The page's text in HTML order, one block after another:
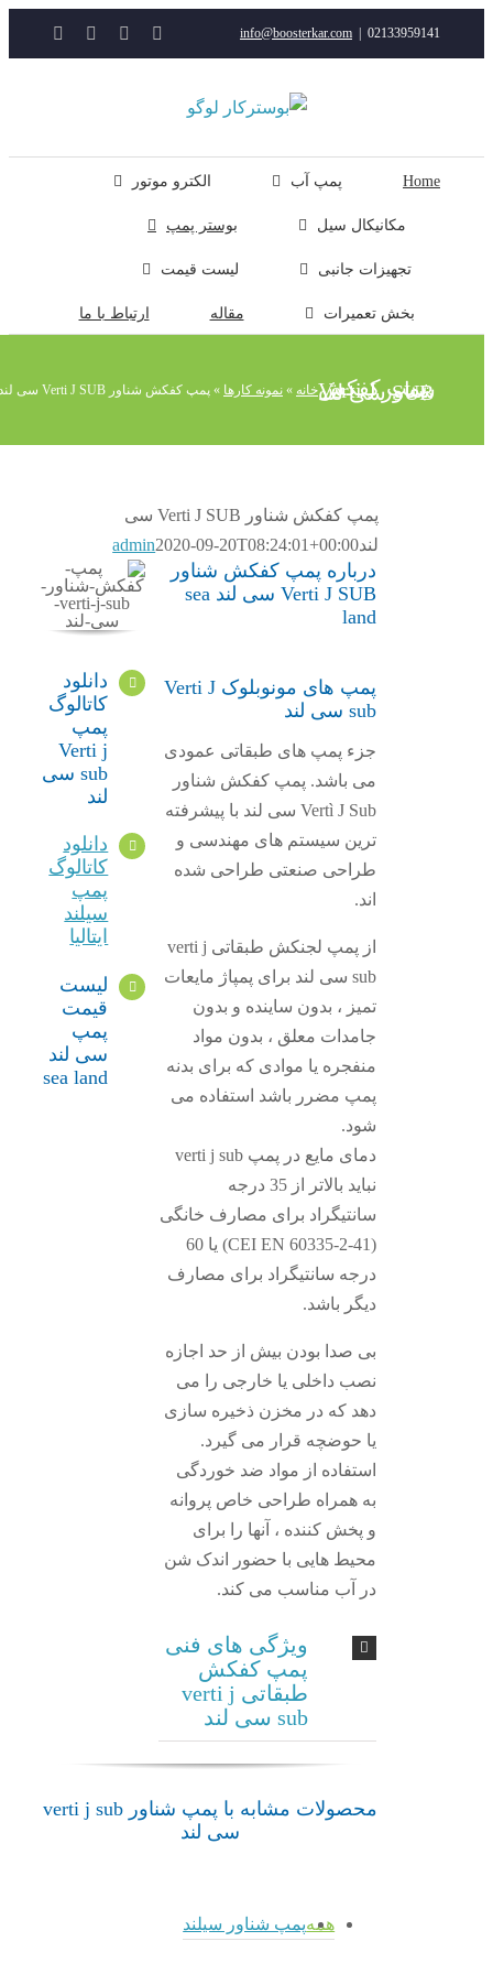
|
info@boosterkar.com
YouTube
Instagram
Rss ایمیل
الکترو موتور
مکانیکال سیل بوستر پمپ
تجهیزات جانبی لیست قیمت
بخش تعمیرات ارتباط با ما
خانه»نمونه کارها»پمپ کفکش شناور Verti J SUB سی لند
پمپ کفکش شناور Verti J SUB سی
admin2020-09-20T08:24:01+00:00
درباره پمپ کفکش شناور
Verti J SUB سی لند sea
پمپ های مونوبلوک Verti J
جزء پمپ های طبقاتی عمودی
می باشد. پمپ کفکش شناور
Vertì J Sub سی لند با پیشرفته
ترین سیستم های مهندسی و
طراحی صنعتی طراحی شده
از پمپ لجنکش طبقاتی verti j
sub سی لند برای پمپاژ مایعات
تمیز ، بدون ساینده و بدون
جامدات معلق ، بدون مواد
منفجره یا موادی که برای بدنه
پمپ مضرر باشد استفاده می
دمای مایع در پمپ verti j sub
نباید بالاتر از 35 درجه
سانتیگراد برای مصارف خانگی
(CEI EN 60335-2-41) یا 60
درجه سانتیگراد برای مصارف
دیگر باشد.
بی صدا بودن بیش از حد اجازه
نصب داخلی یا خارجی را می
دهد که در مخزن ذخیره سازی
یا حوضچه قرار می گیرد.
استفاده از مواد ضد خوردگی
به همراه طراحی خاص پروانه
و پخش کننده ، آنها را برای
محیط هایی با حضور اندک شن
در آب مناسب می کند.
ویژگی های فنی
پمپ کفکش
طبقاتی verti j
دانلود
کاتالوگ
Verti j
sub سی
دانلود
کاتالوگ
لیست
قیمت
سی لند
sea land
محصولات مشابه با پمپ شناور verti j sub
سی لند
پمپ شناور سیلند